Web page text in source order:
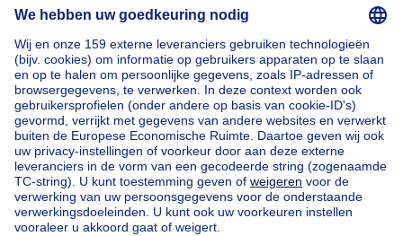
Multifunctionele eigendom met
appartementen en handelszaken